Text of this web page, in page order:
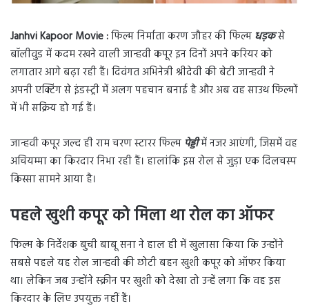
Janhvi Kapoor Movie :फिल्म निर्माता करण जौहर की फिल्म धड़कसे
बॉलीवुड में कदम रखने वाली जान्हवी कपूर इन दिनों अपने करियर को
लगातार आगे बढ़ा रही हैं। दिवंगत अभिनेत्री श्रीदेवी की बेटी जान्हवी ने
अपनी एक्टिंग से इंडस्ट्री में अलग पहचान बनाई है और अब वह साउथ फिल्मों
में भी सक्रिय हो गई हैं।
जान्हवी कपूर जल्द ही राम चरण स्टारर फिल्म पेड्डीमें नजर आएंगी, जिसमें वह
अचियम्मा का किरदार निभा रही हैं। हालांकि इस रोल से जुड़ा एक दिलचस्प
किस्सा सामने आया है।
पहले खुशी कपूर को मिला था रोल का ऑफर
फिल्म के निर्देशक बुची बाबू सना ने हाल ही में खुलासा किया कि उन्होंने
सबसे पहले यह रोल जान्हवी की छोटी बहन खुशी कपूर को ऑफर किया
था। लेकिन जब उन्होंने स्क्रीन पर खुशी को देखा तो उन्हें लगा कि वह इस
किरदार के लिए उपयुक्त नहीं हैं।